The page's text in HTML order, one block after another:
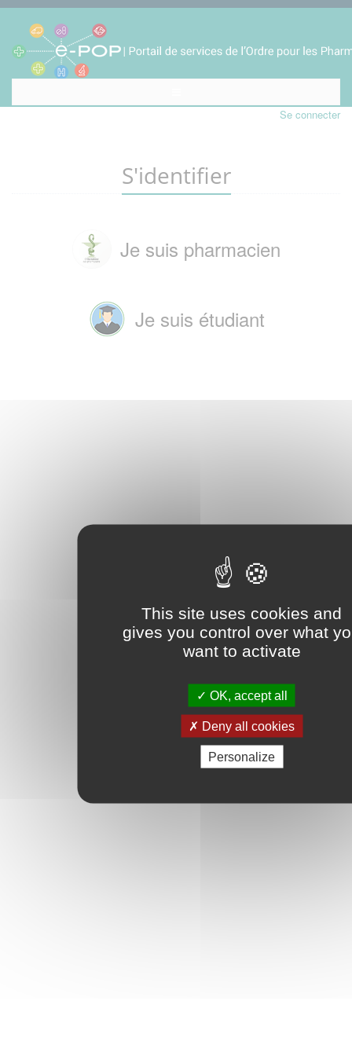
This site uses cookies and
gives you control over what
want to activate
OK, accept all
Deny all cookies
Personalize
Se connecter
S'identifier
Je suis pharmacien
Je suis étudiant